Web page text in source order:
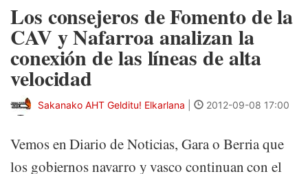
Los consejeros de Fomento de la
CAV y Nafarroa analizan la
conexión de las líneas de alta
velocidad
Sakanako AHT Gelditu! Elkarlana 2012-09-08 17:00
Vemos en Diario de Noticias, Gara o Berria que
los gobiernos navarro y vasco continuan con el